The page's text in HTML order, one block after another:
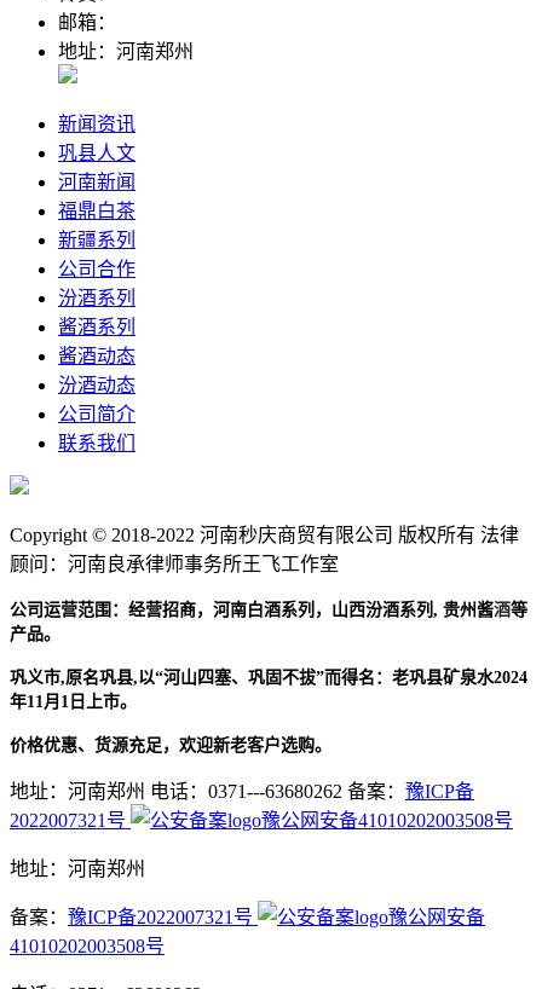
邮箱：
地址：河南郑州
新闻资讯
巩县人文
河南新闻
福鼎白茶
新疆系列
公司合作
汾酒系列
酱酒系列
酱酒动态
汾酒动态
公司简介
联系我们
Copyright © 2018-2022 河南秒庆商贸有限公司 版权所有 法律
顾问：河南良承律师事务所王飞工作室
公司运营范围：经营招商，河南白酒系列，山西汾酒系列, 贵州酱酒等
产品。
巩义市,原名巩县,以“河山四塞、巩固不拔”而得名：老巩县矿泉水2024
年11月1日上市。
价格优惠、货源充足，欢迎新老客户选购。
地址：河南郑州 电话：0371---63680262 备案： 豫ICP备
2022007321号
豫公网安备41010202003508号
地址：河南郑州
备案： 豫ICP备2022007321号
豫公网安备
41010202003508号